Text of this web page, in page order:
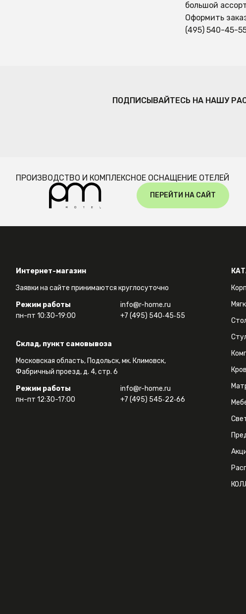
большой
Оформить
(495) 540-45-
ПОДПИСЫВАЙТЕСЬ НА НАШУ
ПРОИЗВОДСТВО И КОМПЛЕКСНОЕ ОСНАЩЕНИЕ ОТЕЛЕЙ
ПЕРЕЙТИ НА САЙТ
Интернет-магазин
Заявки на сайте принимаются круглосуточно
Режим работы
пн-пт 10:30-19:00
info@r-home.ru
+7 (495) 540‑45‑55
Склад, пункт самовывоза
Московская область, Подольск, мк. Климовск,
Фабричный проезд, д. 4, стр. 6
Режим работы
пн-пт 12:30-17:00
info@r-home.ru
+7 (495) 545‑22‑66